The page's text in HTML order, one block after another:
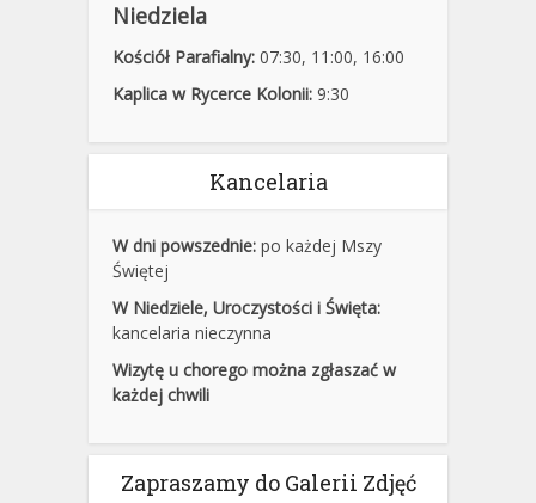
Niedziela
Kościół Parafialny: 07:30, 11:00, 16:00
Kaplica w Rycerce Kolonii: 9:30
Kancelaria
W dni powszednie: po każdej Mszy
Świętej
W Niedziele, Uroczystości i Święta:
kancelaria nieczynna
Wizytę u chorego można zgłaszać w
każdej chwili
Zapraszamy do Galerii Zdjęć